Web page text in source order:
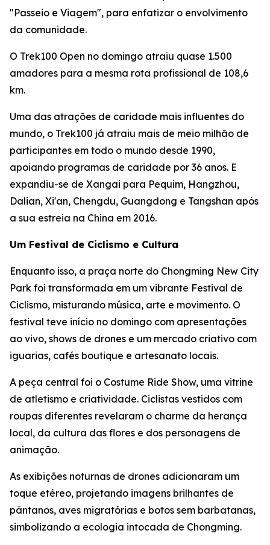
"Passeio e Viagem", para enfatizar o envolvimento
da comunidade.
O Trek100 Open no domingo atraiu quase 1.500
amadores para a mesma rota profissional de 108,6
km.
Uma das atrações de caridade mais influentes do
mundo, o Trek100 já atraiu mais de meio milhão de
participantes em todo o mundo desde 1990,
apoiando programas de caridade por 36 anos. E
expandiu-se de Xangai para Pequim, Hangzhou,
Dalian, Xi'an, Chengdu, Guangdong e Tangshan após
a sua estreia na China em 2016.
Um Festival de Ciclismo e Cultura
Enquanto isso, a praça norte do Chongming New City
Park foi transformada em um vibrante Festival de
Ciclismo, misturando música, arte e movimento. O
festival teve início no domingo com apresentações
ao vivo, shows de drones e um mercado criativo com
iguarias, cafés boutique e artesanato locais.
A peça central foi o Costume Ride Show, uma vitrine
de atletismo e criatividade. Ciclistas vestidos com
roupas diferentes revelaram o charme da herança
local, da cultura das flores e dos personagens de
animação.
As exibições noturnas de drones adicionaram um
toque etéreo, projetando imagens brilhantes de
pântanos, aves migratórias e botos sem barbatanas,
simbolizando a ecologia intocada de Chongming.